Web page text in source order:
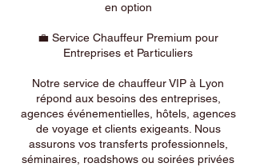
en option
💼 Service Chauffeur Premium pour
Entreprises et Particuliers
Notre service de chauffeur VIP à Lyon
répond aux besoins des entreprises,
agences événementielles, hôtels, agences
de voyage et clients exigeants. Nous
assurons vos transferts professionnels,
séminaires, roadshows ou soirées privées